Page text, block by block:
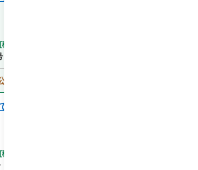
[移管等年度
開
[移管等年度